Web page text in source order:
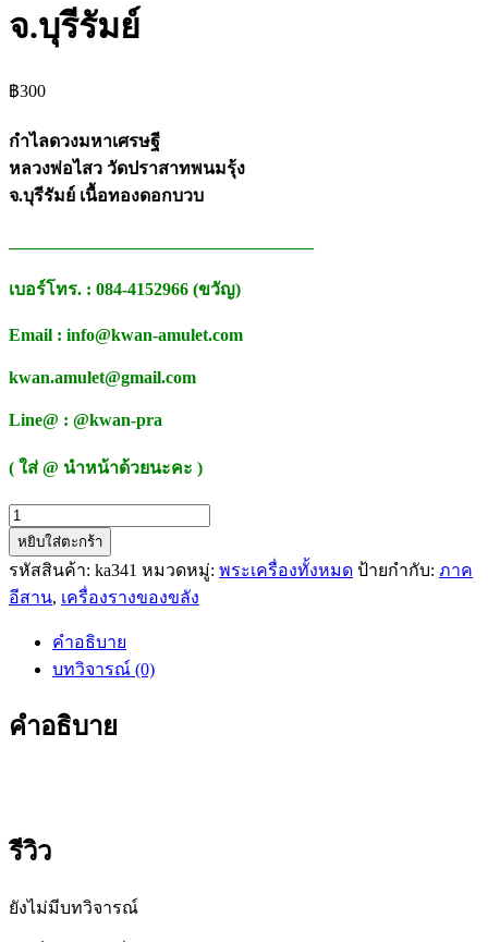
จ.บุรีรัมย์
฿300
กำไลดวงมหาเศรษฐี
หลวงพ่อไสว วัดปราสาทพนมรุ้ง
จ.บุรีรัมย์ เนื้อทองดอกบวบ
เบอร์โทร. : 084-4152966 (ขวัญ)
Email : info@kwan-amulet.com
kwan.amulet@gmail.com
Line@ : @kwan-pra
( ใส่ @ นำหน้าด้วยนะคะ )
จำนวน
กำไล
ดวง
มหา
วัด
จ.บุรีรัมย์
หยิบใส่ตะกร้า
รหัสสินค้า: ka341 หมวดหมู่: พระเครื่องทั้งหมด ป้ายกำกับ: ภาค
อีสาน, เครื่องรางของขลัง
คำอธิบาย
บทวิจารณ์ (0)
คำอธิบาย
รีวิว
ยังไม่มีบทวิจารณ์